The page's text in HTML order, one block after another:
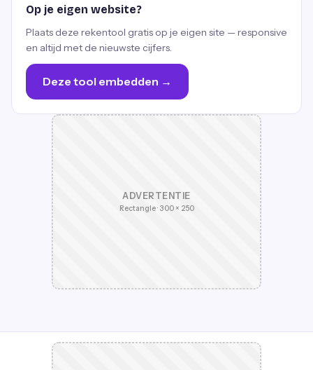
Op je eigen website?
Plaats deze rekentool gratis op je eigen site — responsive
en altijd met de nieuwste cijfers.
Deze tool embedden →
ADVERTENTIE
Rectangle · 300 × 250